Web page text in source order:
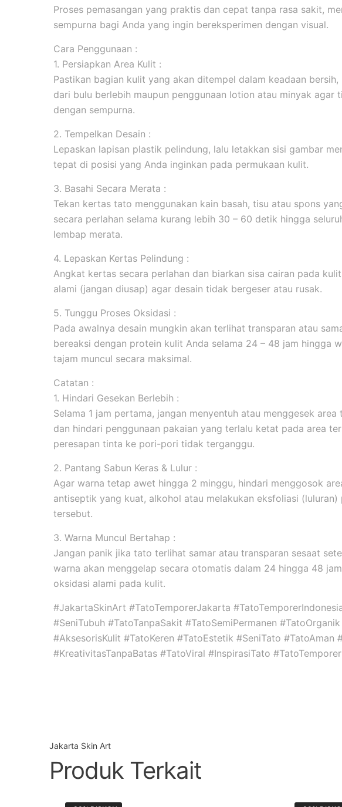
Proses pemasangan yang praktis dan cepat tanpa rasa sakit,
sempurna bagi Anda yang ingin bereksperimen dengan visual.
Cara Penggunaan :
1. Persiapkan Area Kulit :
Pastikan bagian kulit yang akan ditempel dalam keadaan
dari bulu berlebih maupun penggunaan lotion atau minyak agar
dengan sempurna.
2. Tempelkan Desain :
Lepaskan lapisan plastik pelindung, lalu letakkan sisi gambar
tepat di posisi yang Anda inginkan pada permukaan kulit.
3. Basahi Secara Merata :
Tekan kertas tato menggunakan kain basah, tisu atau spons
secara perlahan selama kurang lebih 30 – 60 detik hingga
lembap merata.
4. Lepaskan Kertas Pelindung :
Angkat kertas secara perlahan dan biarkan sisa cairan pada
alami (jangan diusap) agar desain tidak bergeser atau rusak.
5. Tunggu Proses Oksidasi :
Pada awalnya desain mungkin akan terlihat transparan atau
bereaksi dengan protein kulit Anda selama 24 – 48 jam hingga
tajam muncul secara maksimal.
Catatan :
1. Hindari Gesekan Berlebih :
Selama 1 jam pertama, jangan menyentuh atau menggesek
dan hindari penggunaan pakaian yang terlalu ketat pada area
peresapan tinta ke pori-pori tidak terganggu.
2. Pantang Sabun Keras & Lulur :
Agar warna tetap awet hingga 2 minggu, hindari menggosok
antiseptik yang kuat, alkohol atau melakukan eksfoliasi (luluran)
tersebut.
3. Warna Muncul Bertahap :
Jangan panik jika tato terlihat samar atau transparan sesaat
warna akan menggelap secara otomatis dalam 24 hingga 48
oksidasi alami pada kulit.
#JakartaSkinArt #TatoTemporerJakarta
#SeniTubuh #TatoTanpaSakit #TatoSemiPermanen
#AksesorisKulit #TatoKeren #TatoEstetik #SeniTato #TatoAman
#KreativitasTanpaBatas #TatoViral #InspirasiTato
Jakarta Skin Art
Produk Terkait